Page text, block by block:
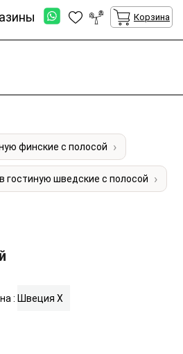
Корзина
финские с полосой
шведские с полосой
: Швеция X